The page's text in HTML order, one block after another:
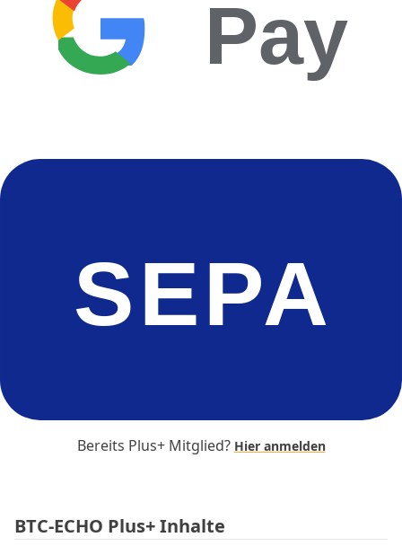
Pay
SEPA
Bereits Plus+ Mitglied? Hier anmelden
BTC-ECHO Plus+ Inhalte